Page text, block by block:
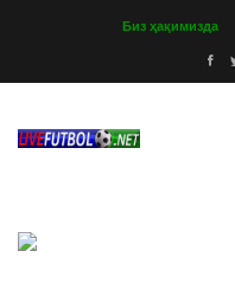
Биз ҳақимизда